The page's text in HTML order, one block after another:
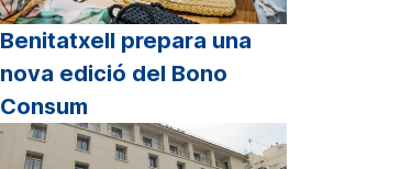
Benitatxell prepara una
nova edició del Bono
Consum